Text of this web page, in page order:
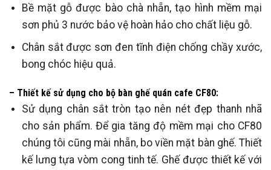
Bề mặt gỗ được bào chà nhẵn, tạo hình mềm mại
sơn phủ 3 nước bảo vệ hoàn hảo cho chất liệu gỗ.
Chân sắt được sơn đen tĩnh điện chống chầy xước,
bong chóc hiệu quả.
– Thiết kế sử dụng cho bộ bàn ghế quán cafe CF80:
Sử dụng chân sắt tròn tạo nên nét đẹp thanh nhã
cho sản phẩm. Để gia tăng độ mềm mại cho CF80
chúng tôi cũng mài nhẵn, bo viền mặt bàn ghế. Thiết
kế lưng tựa vòm cong tinh tế. Ghế được thiết kế với